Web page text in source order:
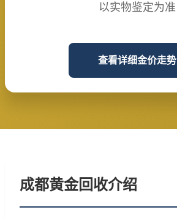
以实物鉴定为准
查看详细金价走势
成都黄金回收介绍